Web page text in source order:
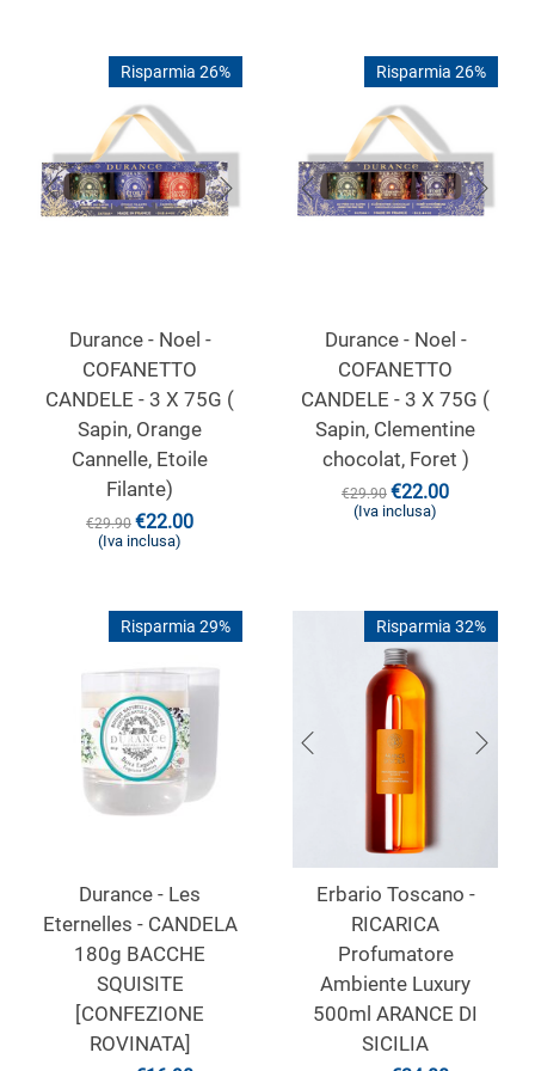
Risparmia 26%
Durance - Noel -
COFANETTO
CANDELE - 3 X 75G (
Sapin, Orange
Cannelle, Etoile
Filante)
€29.90 €22.00
(Iva inclusa)
Risparmia 26%
Durance - Noel -
COFANETTO
CANDELE - 3 X 75G (
Sapin, Clementine
chocolat, Foret )
€29.90 €22.00
(Iva inclusa)
Risparmia 29%
Durance - Les
Eternelles - CANDELA
180g BACCHE
SQUISITE
[CONFEZIONE
ROVINATA]
Risparmia 32%
Erbario Toscano -
RICARICA
Profumatore
Ambiente Luxury
500ml ARANCE DI
SICILIA